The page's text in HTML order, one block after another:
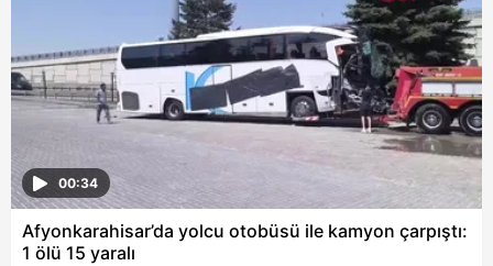
6698 sayılı Kişisel Verilerin Korunması Kanunu uyarınca
hazırlanmış Aydınlatma Metnimizi okumak ve sitemizde
ilgili mevzuata uygun olarak kullanılan çerezlerle ilgili bilgi
almak için lütfentıklayınız.
00:34
Afyonkarahisar’da yolcu otobüsü ile kamyon çarpıştı:
1 ölü 15 yaralı